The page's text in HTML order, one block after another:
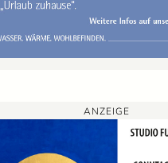
ANZEIGE